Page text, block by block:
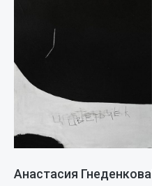
Анастасия Гнеденкова